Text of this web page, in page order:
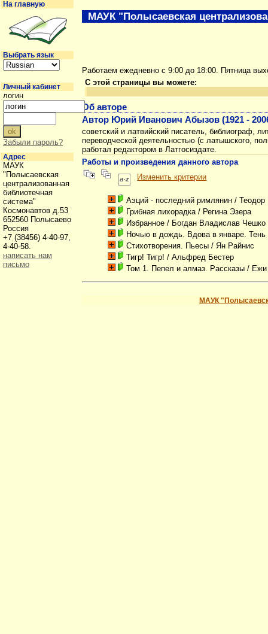
Работаем ежедневно с 9:00 до 18:00. Пятница
С этой страницы вы можете:
Об авторе
Автор Юрий Иванович Абызов (1921 -
советский и латвийский писатель, библиограф,
переводческой деятельностью (с латышского,
работал редактором в Латгосиздате.
Работы и произведения данного автора
Изменить критерии
Аэций - последний римлянин / Теодор
Грибная лихорадка/ Регина Эзера
Избранное / Богдан Владислав Чешко
Ночью в дождь. Вдова в январе. Тень
Стихотворения. Пьесы / Ян Райнис
Тигр! Тигр! / Альфред Бестер
Том 1. Пепел и алмаз. Рассказы / Ежи
МАУК
МАУК "Полысаевская
На главную
Выбрать язык
Личный кабинет
логин
Забыли пароль?
Адрес
МАУК
"Полысаевская
централизованная
библиотечная
система"
Космонавтов д.53
652560 Полысаево
Россия
+7 (38456) 4-40-97,
4-40-58.
написать нам
письмо